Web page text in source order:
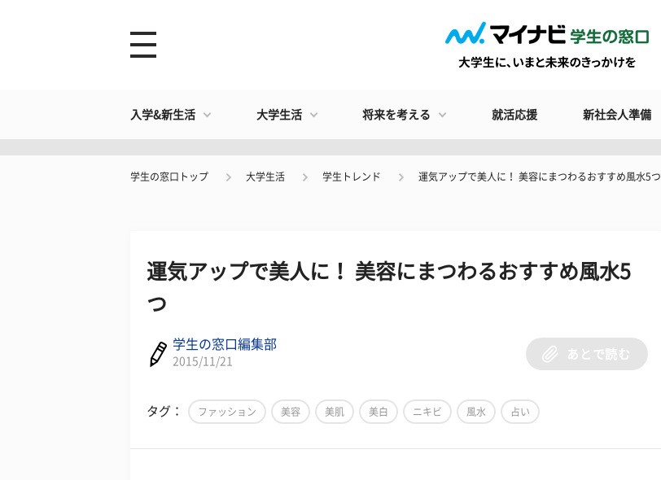
入学&新生活 大学生活 将来を考える 就活応援 新社会人準備
学生の窓口トップ 大学生活 学生トレンド 運気アップで美人に！ 美容にまつわるおすすめ風水5つ
運気アップで美人に！ 美容にまつわるおすすめ風水5
つ
学生の窓口編集部
2015/11/21
あとで読む
タグ： ファッション 美容 美肌 美白 ニキビ 風水 占い